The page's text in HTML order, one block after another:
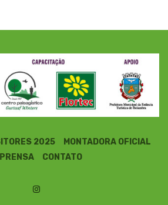
2025
MONTADORA OFICIAL
CONTATO